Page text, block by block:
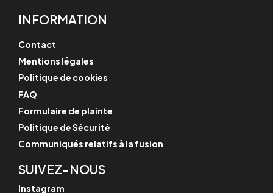
INFORMATION
Contact
Mentions légales
Politique de cookies
FAQ
Formulaire de plainte
Politique de Sécurité
Communiqués relatifs à la fusion
SUIVEZ-NOUS
Instagram